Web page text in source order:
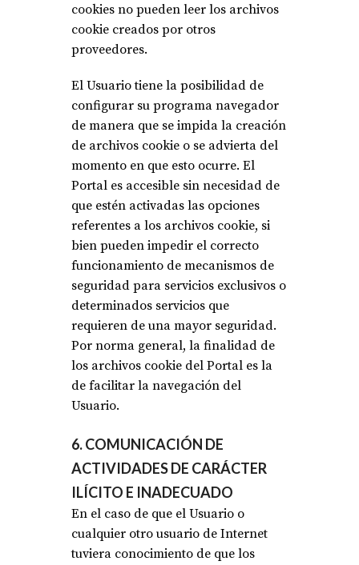
cookies no pueden leer los archivos
cookie creados por otros
proveedores.
El Usuario tiene la posibilidad de
configurar su programa navegador
de manera que se impida la creación
de archivos cookie o se advierta del
momento en que esto ocurre. El
Portal es accesible sin necesidad de
que estén activadas las opciones
referentes a los archivos cookie, si
bien pueden impedir el correcto
funcionamiento de mecanismos de
seguridad para servicios exclusivos o
determinados servicios que
requieren de una mayor seguridad.
Por norma general, la finalidad de
los archivos cookie del Portal es la
de facilitar la navegación del
Usuario.
6. COMUNICACIÓN DE
ACTIVIDADES DE CARÁCTER
ILÍCITO E INADECUADO
En el caso de que el Usuario o
cualquier otro usuario de Internet
tuviera conocimiento de que los